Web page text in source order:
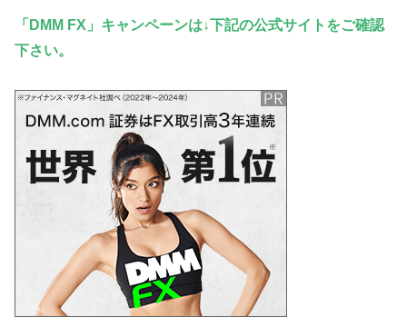
「DMM FX」キャンペーンは↓下記の公式サイトをご確認
下さい。